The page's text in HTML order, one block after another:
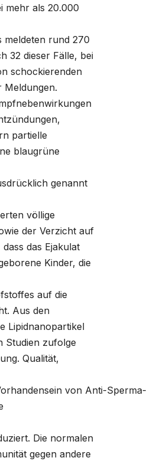
mehr als 20.000
meldeten rund 270
32 dieser Fälle, bei
schockierenden
Meldungen.
partielle
blaugrüne
genannt
völlige
der Verzicht auf
das Ejakulat
Kinder, die
auf die
Aus den
Lipidnanopartikel
Studien zufolge
Qualität,
von Anti-Sperma-
Die normalen
gegen andere